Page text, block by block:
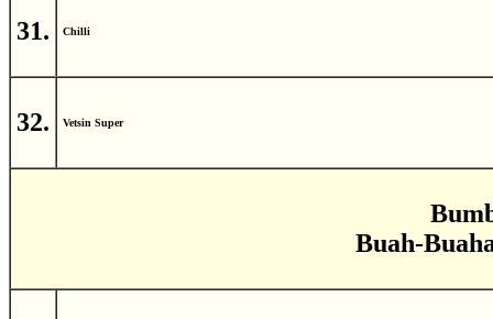
31. Chilli
32. Vetsin Super
Buah-